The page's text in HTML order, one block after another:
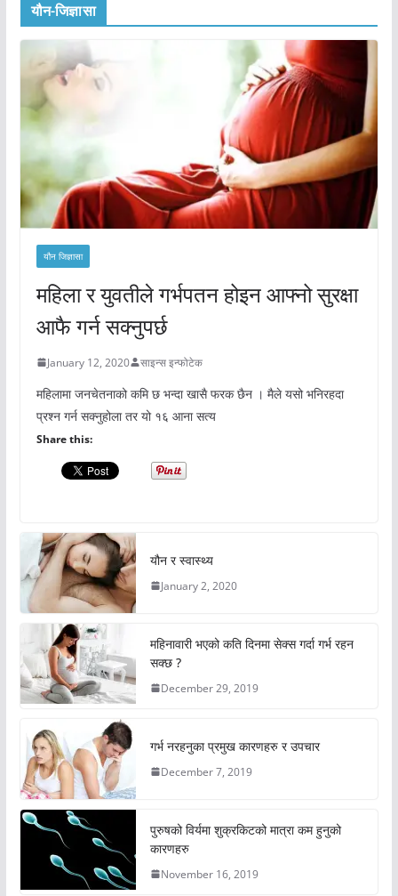
यौन-जिज्ञासा
यौन जिज्ञासा
महिला र युवतीले गर्भपतन होइन आफ्नो सुरक्षा
आफै गर्न सक्नुपर्छ
January 12, 2020 साइन्स इन्फोटेक
महिलामा जनचेतनाको कमि छ भन्दा खासै फरक छैन । मैले यसो भनिरहदा
प्रश्न गर्न सक्नुहोला तर यो १६ आना सत्य
Share this:
यौन र स्वास्थ्य
January 2, 2020
महिनावारी भएको कति दिनमा सेक्स गर्दा गर्भ रहन
सक्छ ?
December 29, 2019
गर्भ नरहनुका प्रमुख कारणहरु र उपचार
December 7, 2019
पुरुषको विर्यमा शुक्रकिटको मात्रा कम हुनुको
कारणहरु
November 16, 2019